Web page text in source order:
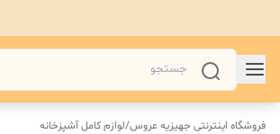
فروشگاه اینترنتی جهیزیه عروس/لوازم کامل آشپزخانه